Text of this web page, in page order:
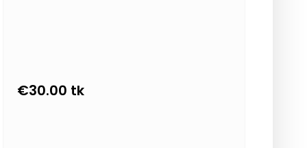
€30.00 tk